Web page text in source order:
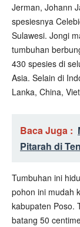
Jerman, Johann
spesiesnya
Sulawesi. Jongi
tumbuhan
430 spesies di
Asia. Selain di
Lanka, China,
Baca Juga :
Pitarah di
Tumbuhan ini
pohon ini mudah
kabupaten Poso.
batang 50